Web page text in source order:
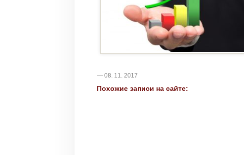
— 08. 11. 2017
Похожие записи на сайте: